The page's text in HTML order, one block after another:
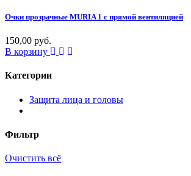
Очки прозрачные MURIA 1 с прямой вентиляцией
150,00 руб.
В корзину
Категории
Защита лица и головы
Фильтр
Очистить всё